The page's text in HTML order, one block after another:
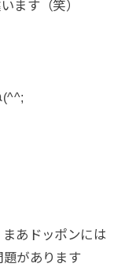
ます（笑）
(^^;
あドッポンには
があります